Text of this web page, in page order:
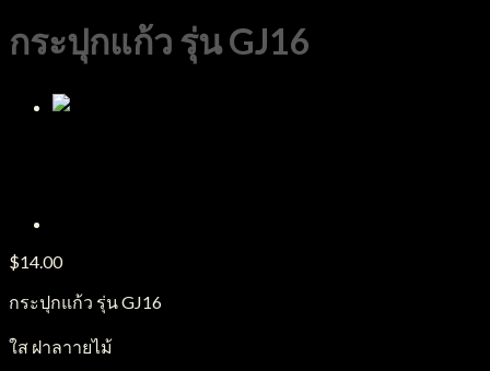
กระปุกแก้ว รุ่น GJ16
$14.00
กระปุกแก้ว รุ่น GJ16
ใส ฝาลาายไม้